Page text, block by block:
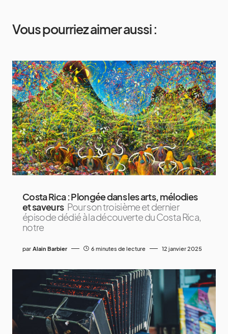
Vous pourriez aimer aussi :
Costa Rica : Plongée dans les arts, mélodies
et saveurs Pour son troisième et dernier
épisode dédié à la découverte du Costa Rica,
notre
par Alain Barbier 6 minutes de lecture 12 janvier 2025